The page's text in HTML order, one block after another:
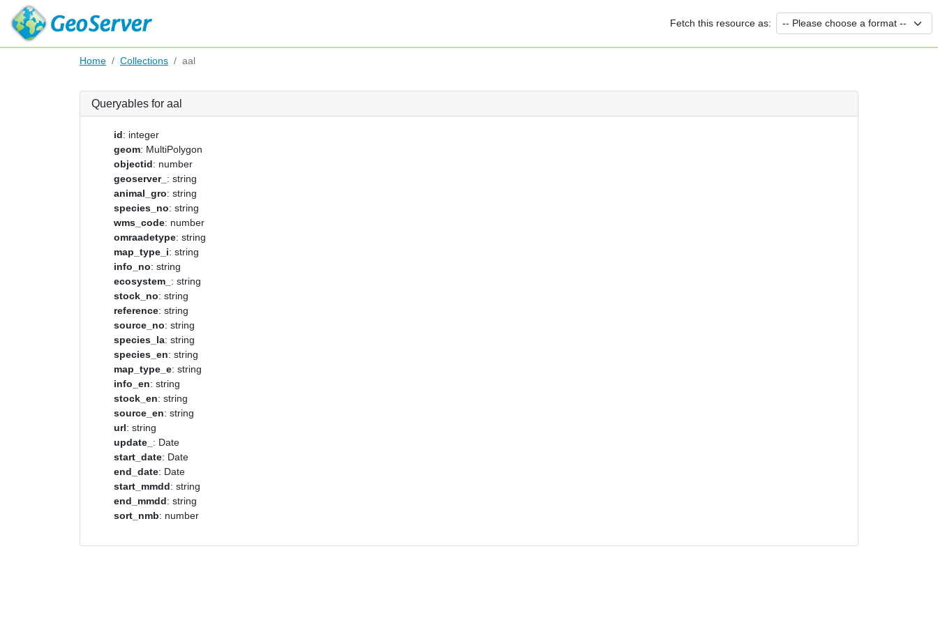
Fetch this resource as:
Home Collections aal
Queryables for aal
id: integer
geom: MultiPolygon
objectid: number
geoserver_ : string
animal_gro: string
species_no: string
wms_code: number
omraadetype: string
map_type_i: string
info_no: string
ecosystem_ : string
stock_no: string
reference: string
source_no: string
species_la: string
species_en: string
map_type_e: string
info_en: string
stock_en: string
source_en: string
url: string
update_ : Date
start_date: Date
end_date: Date
start_mmdd: string
end_mmdd: string
sort_nmb: number